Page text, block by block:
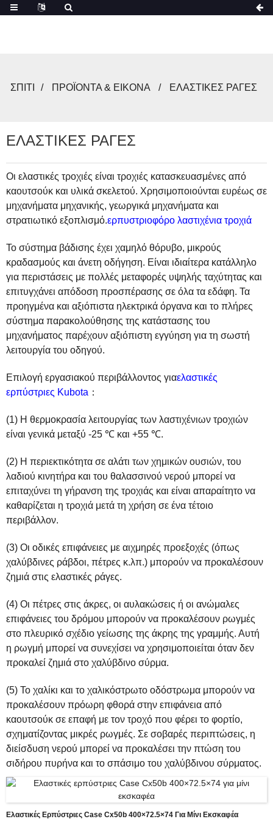
ΣΠΊΤΙ ΠΡΟΪΌΝΤΑ & ΕΙΚΌΝΑ ΕΛΑΣΤΙΚΈΣ ΡΆΓΕΣ
ΕΛΑΣΤΙΚΈΣ ΡΆΓΕΣ
Οι ελαστικές τροχιές είναι τροχιές κατασκευασμένες από
καουτσούκ και υλικά σκελετού. Χρησιμοποιούνται ευρέως σε
μηχανήματα μηχανικής, γεωργικά μηχανήματα και
στρατιωτικό εξοπλισμό.ερπυστριοφόρο λαστιχένια τροχιά
Το σύστημα βάδισης έχει χαμηλό θόρυβο, μικρούς
κραδασμούς και άνετη οδήγηση. Είναι ιδιαίτερα κατάλληλο
για περιστάσεις με πολλές μεταφορές υψηλής ταχύτητας και
επιτυγχάνει απόδοση προσπέρασης σε όλα τα εδάφη. Τα
προηγμένα και αξιόπιστα ηλεκτρικά όργανα και το πλήρες
σύστημα παρακολούθησης της κατάστασης του
μηχανήματος παρέχουν αξιόπιστη εγγύηση για τη σωστή
λειτουργία του οδηγού.
Επιλογή εργασιακού περιβάλλοντος γιαελαστικές
ερπύστριες Kubota ：
(1) Η θερμοκρασία λειτουργίας των λαστιχένιων τροχιών
είναι γενικά μεταξύ -25 ℃ και +55 ℃.
(2) Η περιεκτικότητα σε αλάτι των χημικών ουσιών, του
λαδιού κινητήρα και του θαλασσινού νερού μπορεί να
επιταχύνει τη γήρανση της τροχιάς και είναι απαραίτητο να
καθαρίζεται η τροχιά μετά τη χρήση σε ένα τέτοιο
περιβάλλον.
(3) Οι οδικές επιφάνειες με αιχμηρές προεξοχές (όπως
χαλύβδινες ράβδοι, πέτρες κ.λπ.) μπορούν να προκαλέσουν
ζημιά στις ελαστικές ράγες.
(4) Οι πέτρες στις άκρες, οι αυλακώσεις ή οι ανώμαλες
επιφάνειες του δρόμου μπορούν να προκαλέσουν ρωγμές
στο πλευρικό σχέδιο γείωσης της άκρης της γραμμής. Αυτή
η ρωγμή μπορεί να συνεχίσει να χρησιμοποιείται όταν δεν
προκαλεί ζημιά στο χαλύβδινο σύρμα.
(5) Το χαλίκι και το χαλικόστρωτο οδόστρωμα μπορούν να
προκαλέσουν πρόωρη φθορά στην επιφάνεια από
καουτσούκ σε επαφή με τον τροχό που φέρει το φορτίο,
σχηματίζοντας μικρές ρωγμές. Σε σοβαρές περιπτώσεις, η
διείσδυση νερού μπορεί να προκαλέσει την πτώση του
σιδήρου πυρήνα και το σπάσιμο του χαλύβδινου σύρματος.
Ελαστικές Ερπύστριες Case Cx50b 400×72.5×74 Για Μίνι Εκσκαφέα